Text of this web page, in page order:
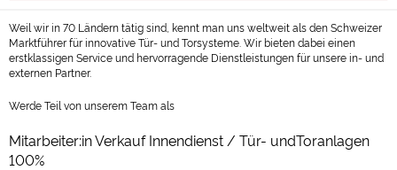
Weil wir in 70 Ländern tätig sind, kennt man uns weltweit als den Schweizer
Marktführer für innovative Tür- und Torsysteme. Wir bieten dabei einen
erstklassigen Service und hervorragende Dienstleistungen für unsere in- und
externen Partner.
Werde Teil von unserem Team als
Mitarbeiter:in Verkauf Innendienst / Tür- undToranlagen
100%